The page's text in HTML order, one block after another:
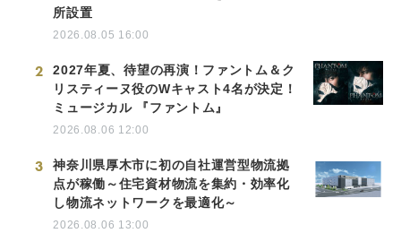
所設置
2026.08.05 16:00
2
2027年夏、待望の再演！ファントム＆ク
リスティーヌ役のWキャスト4名が決定！
ミュージカル 『ファントム』
2026.08.06 12:00
3
神奈川県厚木市に初の自社運営型物流拠
点が稼働～住宅資材物流を集約・効率化
し物流ネットワークを最適化～
2026.08.06 13:00